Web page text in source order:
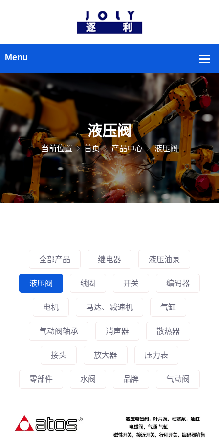
液压阀
当前位置 首页 产品中心 液压阀
全部产品 继电器 液压油泵
液压阀 线圈 开关 编码器
电机 马达、减速机 气缸
气动阀轴承 消声器 散热器
接头 放大器 压力表
零部件 水阀 品牌 气动阀